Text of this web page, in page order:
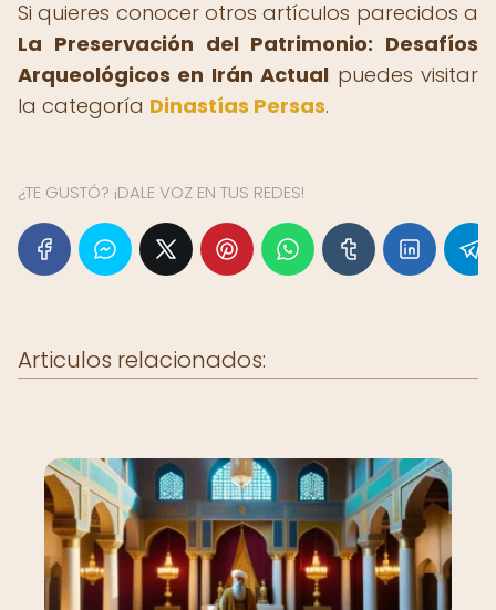
Si quieres conocer otros artículos parecidos a
La Preservación del Patrimonio: Desafíos
Arqueológicos en Irán Actual puedes visitar
la categoría Dinastías Persas.
¿TE GUSTÓ? ¡DALE VOZ EN TUS REDES!
Articulos relacionados: